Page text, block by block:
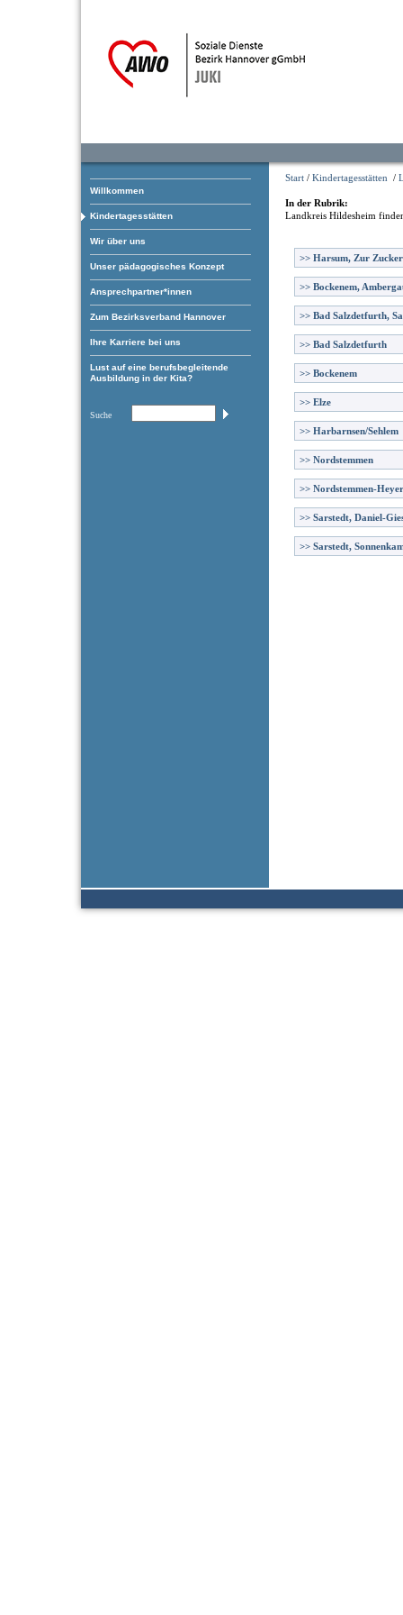
Willkommen
Kindertagesstätten
Wir über uns
Unser pädagogisches Konzept
Ansprechpartner*innen
Zum Bezirksverband Hannover
Ihre Karriere bei uns
Lust auf eine berufsbegleitende
Ausbildung in der Kita?
Suche
Start / Kindertagesstätten /
In der Rubrik:
Landkreis Hildesheim
>> Harsum, Zur
>> Bockenem,
>> Bad Salzdetfurth,
>> Bad Salzdetfurth
>> Bockenem
>> Elze
>> Harbarnsen/Sehlem
>> Nordstemmen
>> Nordstemmen-
>> Sarstedt, Daniel-
>> Sarstedt,